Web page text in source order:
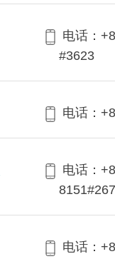
电话：
#3623
电话：
电话：
电话：